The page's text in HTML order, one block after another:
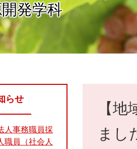
発学科
【
まし
らせ
人事務職員採
職員（社会人